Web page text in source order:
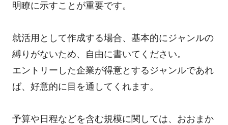
明瞭に示すことが重要です。
就活用として作成する場合、基本的にジャンルの
縛りがないため、自由に書いてください。
エントリーした企業が得意とするジャンルであれ
ば、好意的に目を通してくれます。
予算や日程などを含む規模に関しては、おおまか